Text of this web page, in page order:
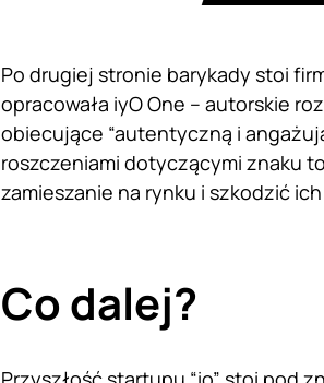
Po drugiej stronie barykady stoi
opracowała iyO One – autorskie
obiecujące “autentyczną i
roszczeniami dotyczącymi znaku
zamieszanie na rynku i szkodzić
Co dalej?